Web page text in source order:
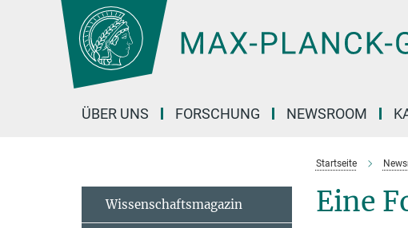
Hauptinhalt
ÜBER UNS FORSCHUNG NEWSROOM
Startseite
Eine
Wissenschaftsmagazin